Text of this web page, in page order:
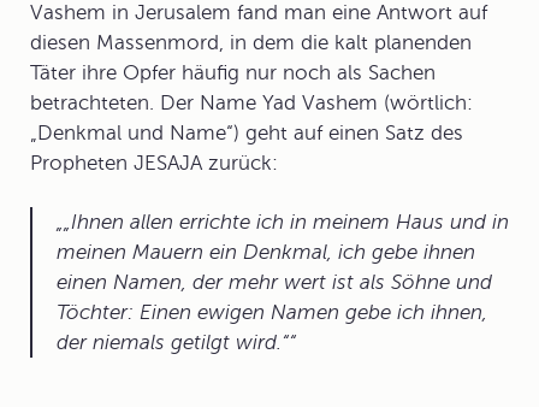
Vashem in Jerusalem fand man eine Antwort auf
diesen Massenmord, in dem die kalt planenden
Täter ihre Opfer häufig nur noch als Sachen
betrachteten. Der Name Yad Vashem (wörtlich:
„Denkmal und Name“) geht auf einen Satz des
Propheten JESAJA zurück:
„Ihnen allen errichte ich in meinem Haus und in
meinen Mauern ein Denkmal, ich gebe ihnen
einen Namen, der mehr wert ist als Söhne und
Töchter: Einen ewigen Namen gebe ich ihnen,
der niemals getilgt wird.“